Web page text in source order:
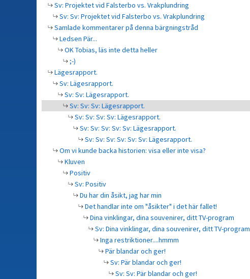
Sv: Projektet vid Falsterbo vs. Vrakplundring
Sv: Sv: Projektet vid Falsterbo vs. Vrakplundring
Samlade kommentarer på denna bärgningstråd
Ledsen Pär...
OK Tobias, läs inte detta heller
;-)
Lägesrapport.
Sv: Lägesrapport.
Sv: Sv: Lägesrapport.
Sv: Sv: Sv: Lägesrapport.
Sv: Sv: Sv: Sv: Lägesrapport.
Sv: Sv: Sv: Sv: Sv: Lägesrapport.
Sv: Sv: Sv: Sv: Sv: Sv: Lägesrapport.
Om vi kunde backa historien: visa eller inte visa?
Kluven
Positiv
Sv: Positiv
Du har din åsikt, jag har min
Det handlar inte om "åsikter" i det här fallet!
Dina vinklingar, dina souvenirer, ditt TV-program
Sv: Dina vinklingar, dina souvenirer, ditt TV-program
Inga restriktioner....hmmm
Pär blandar och ger!
Sv: Pär blandar och ger!
Sv: Sv: Pär blandar och ger!